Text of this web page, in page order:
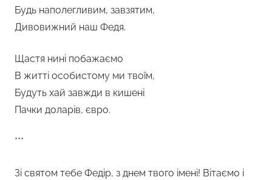
Будь наполегливим, завзятим,
Дивовижний наш Федя.
Щастя нині побажаємо
В житті особистому ми твоїм,
Будуть хай завжди в кишені
Пачки доларів, євро.
***
Зі святом тебе Федір, з днем твого імені! Вітаємо і